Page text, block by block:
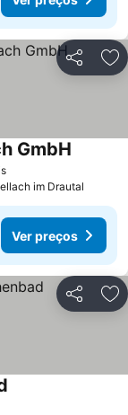
Partilhar
GmbH
im Drautal
Ver preços
Partilhar